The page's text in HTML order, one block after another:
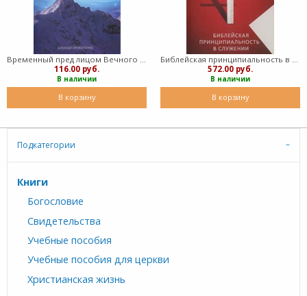
116.00 руб.
В наличии
В корзину
572.00 руб.
В наличии
В корзину
Подкатегории
Книги
Богословие
Свидетельства
Учебные пособия
Учебные пособия для церкви
Христианская жизнь